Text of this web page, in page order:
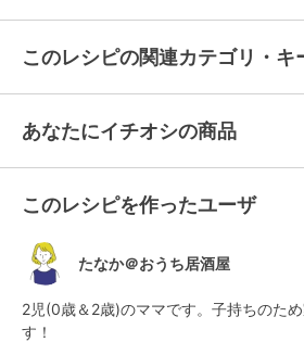
このレシピの関連カテゴリ・キ
あなたにイチオシの商品
このレシピを作ったユーザ
たなか＠おうち居酒屋
2児(0歳＆2歳)のママです。子持ちのた
す！